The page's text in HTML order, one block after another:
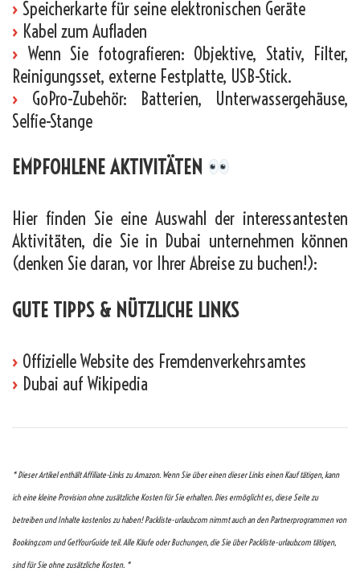
› Speicherkarte für seine elektronischen Geräte
› Kabel zum Aufladen
› Wenn Sie fotografieren: Objektive, Stativ, Filter,
Reinigungsset, externe Festplatte, USB-Stick.
› GoPro-Zubehör: Batterien, Unterwassergehäuse,
Selfie-Stange
EMPFOHLENE AKTIVITÄTEN
Hier finden Sie eine Auswahl der interessantesten
Aktivitäten, die Sie in Dubai unternehmen können
(denken Sie daran, vor Ihrer Abreise zu buchen!):
GUTE TIPPS & NÜTZLICHE LINKS
› Offizielle Website des Fremdenverkehrsamtes
› Dubai auf Wikipedia
* Dieser Artikel enthält Affiliate-Links zu Amazon. Wenn Sie über einen dieser Links einen Kauf tätigen, kann
ich eine kleine Provision ohne zusätzliche Kosten für Sie erhalten. Dies ermöglicht es, diese Seite zu
betreiben und Inhalte kostenlos zu haben! Packliste-urlaub.com nimmt auch an den Partnerprogrammen von
Booking.com und GetYourGuide teil. Alle Käufe oder Buchungen, die Sie über Packliste-urlaub.com tätigen,
sind für Sie ohne zusätzliche Kosten. *